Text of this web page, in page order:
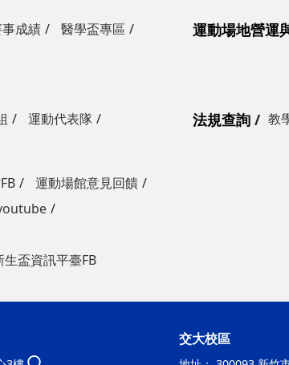
成績
醫學盃專區
運動場地營運
運動代表隊
法規查詢 教
運動場館意見回饋
盃資訊平臺FB
交大校區